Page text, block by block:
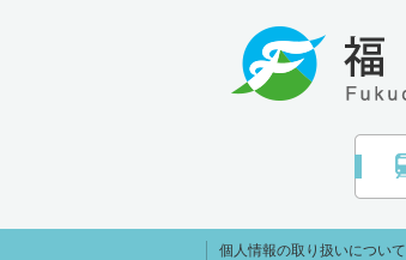
個人情報の取り扱いについて